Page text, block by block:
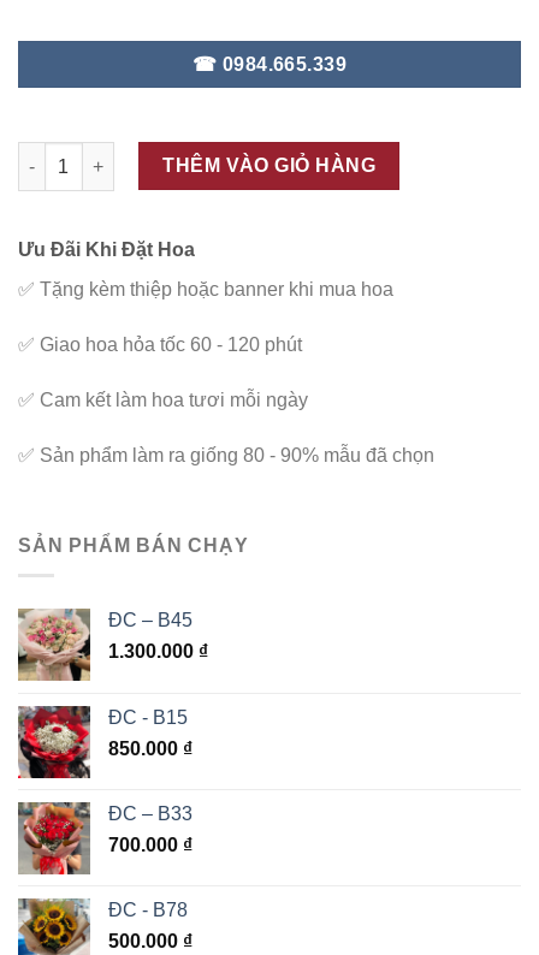
☎ 0984.665.339
ĐC - V131 số lượng
THÊM VÀO GIỎ HÀNG
Ưu Đãi Khi Đặt Hoa
✅ Tặng kèm thiệp hoặc banner khi mua hoa
✅ Giao hoa hỏa tốc 60 - 120 phút
✅ Cam kết làm hoa tươi mỗi ngày
✅ Sản phẩm làm ra giống 80 - 90% mẫu đã chọn
SẢN PHẨM BÁN CHẠY
ĐC – B45
1.300.000 ₫
ĐC - B15
850.000 ₫
ĐC – B33
700.000 ₫
ĐC - B78
500.000 ₫